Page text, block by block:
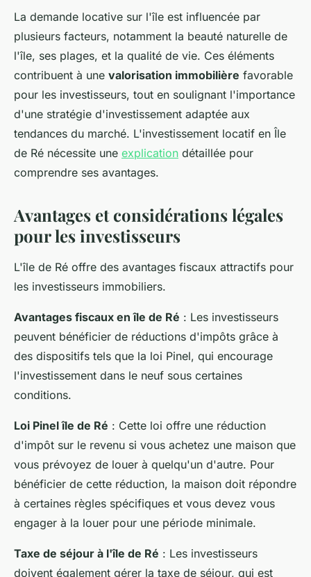
La demande locative sur l'île est influencée par
plusieurs facteurs, notamment la beauté naturelle de
l'île, ses plages, et la qualité de vie. Ces éléments
contribuent à une valorisation immobilière favorable
pour les investisseurs, tout en soulignant l'importance
d'une stratégie d'investissement adaptée aux
tendances du marché. L'investissement locatif en Île
de Ré nécessite une explication détaillée pour
comprendre ses avantages.
Avantages et considérations légales
pour les investisseurs
L'île de Ré offre des avantages fiscaux attractifs pour
les investisseurs immobiliers.
Avantages fiscaux en île de Ré : Les investisseurs
peuvent bénéficier de réductions d'impôts grâce à
des dispositifs tels que la loi Pinel, qui encourage
l'investissement dans le neuf sous certaines
conditions.
Loi Pinel île de Ré : Cette loi offre une réduction
d'impôt sur le revenu si vous achetez une maison que
vous prévoyez de louer à quelqu'un d'autre. Pour
bénéficier de cette réduction, la maison doit répondre
à certaines règles spécifiques et vous devez vous
engager à la louer pour une période minimale.
Taxe de séjour à l'île de Ré : Les investisseurs
doivent également gérer la taxe de séjour, qui est